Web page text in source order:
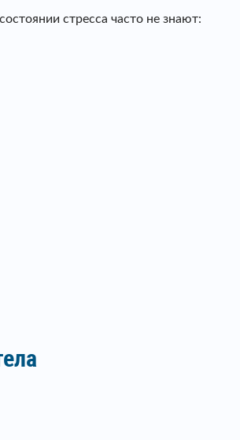
стресса часто не знают: